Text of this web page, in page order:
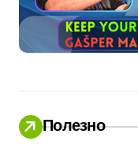
Полезно